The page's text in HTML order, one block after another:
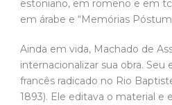
estoniano, em romeno e em
em árabe e “Memórias
Ainda em vida, Machado de
internacionalizar sua obra. Seu
francês radicado no Rio
1893). Ele editava o material e